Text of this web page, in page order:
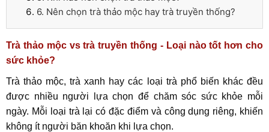
6. Nên chọn trà thảo mộc hay trà truyền thống?
Trà thảo mộc vs trà truyền thống - Loại nào tốt hơn cho
sức khỏe?
Trà thảo mộc, trà xanh hay các loại trà phổ biến khác đều
được nhiều người lựa chọn để chăm sóc sức khỏe mỗi
ngày. Mỗi loại trà lại có đặc điểm và công dụng riêng, khiến
không ít người băn khoăn khi lựa chọn.